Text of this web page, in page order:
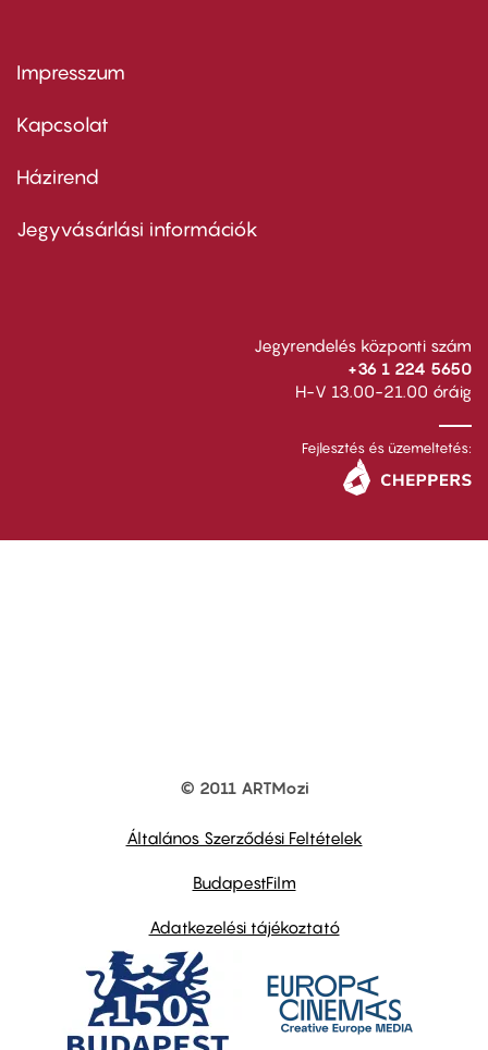
Footer
first
Impresszum
Kapcsolat
Footer
second
Házirend
Jegyvásárlási információk
Jegyrendelés központi szám
+36 1 224 5650
H-V 13.00-21.00 óráig
Fejlesztés és üzemeltetés:
© 2011 ARTMozi
Általános Szerződési Feltételek
BudapestFilm
Adatkezelési tájékoztató